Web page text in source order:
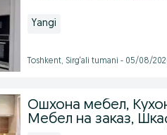
Yangi
Toshkent, Sirg‘ali tumani - 05/08/
Ошхона мебел,
Мебел на заказ,